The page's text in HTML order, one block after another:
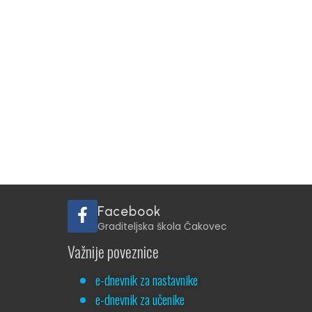
Facebook
Graditeljska škola Čakovec
Važnije poveznice
e-dnevnik za nastavnike
e-dnevnik za učenike